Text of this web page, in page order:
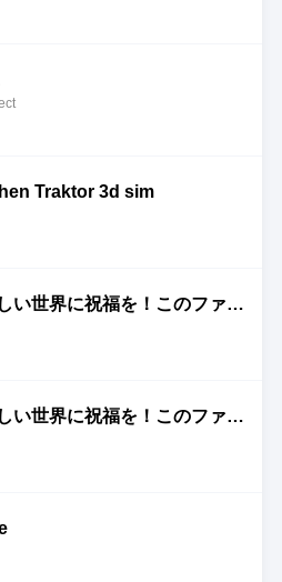
Traktor 3d sim
この素晴らしい世界に祝福を！このファン メインストーリー
この素晴らしい世界に祝福を！このファン イベントストーリー1